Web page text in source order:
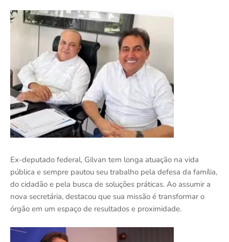
Ex-deputado federal, Gilvan tem longa atuação na vida
pública e sempre pautou seu trabalho pela defesa da família,
do cidadão e pela busca de soluções práticas. Ao assumir a
nova secretária, destacou que sua missão é transformar o
órgão em um espaço de resultados e proximidade.